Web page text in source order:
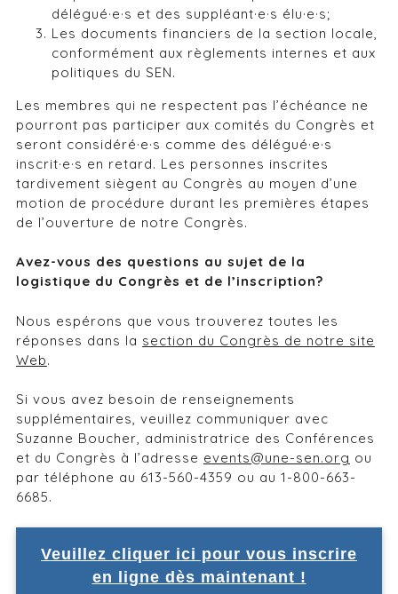
délégué·e·s et des suppléant·e·s élu·e·s;
Les documents financiers de la section locale,
conformément aux règlements internes et aux
politiques du SEN.
Les membres qui ne respectent pas l’échéance ne
pourront pas participer aux comités du Congrès et
seront considéré·e·s comme des délégué·e·s
inscrit·e·s en retard. Les personnes inscrites
tardivement siègent au Congrès au moyen d’une
motion de procédure durant les premières étapes
de l’ouverture de notre Congrès.
Avez-vous des questions au sujet de la
logistique du Congrès et de l’inscription?
Nous espérons que vous trouverez toutes les
réponses dans la section du Congrès de notre site
Web.
Si vous avez besoin de renseignements
supplémentaires, veuillez communiquer avec
Suzanne Boucher, administratrice des Conférences
et du Congrès à l’adresse events@une-sen.org ou
par téléphone au 613-560-4359 ou au 1-800-663-
6685.
Veuillez cliquer ici pour vous inscrire
en ligne dès maintenant !